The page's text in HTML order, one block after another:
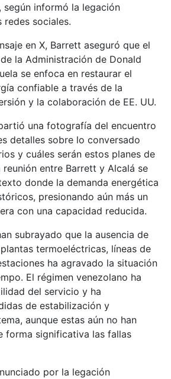
según informó la legación
redes sociales.
en X, Barrett aseguró que el
la Administración de Donald
se enfoca en restaurar el
confiable a través de la
y la colaboración de EE. UU.
una fotografía del encuentro
detalles sobre lo conversado
y cuáles serán estos planes de
entre Barrett y Alcalá se
donde la demanda energética
presionando aún más un
con una capacidad reducida.
subrayado que la ausencia de
termoeléctricas, líneas de
ha agravado la situación
El régimen venezolano ha
del servicio y ha
de estabilización y
aunque estas aún no han
forma significativa las fallas
por la legación